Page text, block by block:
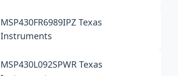
MSP430FR6989IPZTexas
Instruments
MSP430L092SPWRTexas